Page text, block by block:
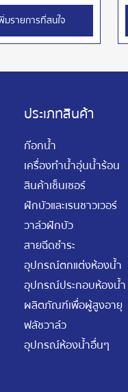
มรายการที่สนใจ
ประเภทสินค้า
ก๊อกน้ำ
เครื่องทำน้ำอุ่นน้ำร้อน
สินค้าเซ็นเซอร์
ฝักบัวและเรนชาวเวอร์
วาล์วฝักบัว
สายฉีดชำระ
อุปกรณ์ตกแต่งห้องน้ำ
อุปกรณ์ประกอบห้องน้ำ
ผลิตภัณฑ์เพื่อผู้สูงอายุ
ฟลัชวาล์ว
อุปกรณ์ห้องน้ำอื่นๆ